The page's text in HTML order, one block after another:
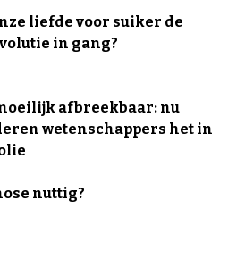
liefde voor suiker de
in gang?
afbreekbaar: nu
wetenschappers het in
nuttig?